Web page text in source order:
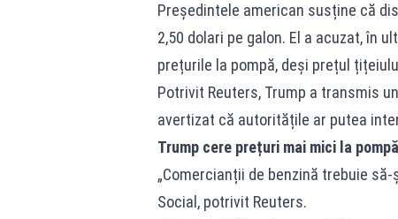
Președintele american susține că
2,50 dolari pe galon. El a acuzat, în
prețurile la pompă, deși prețul
Potrivit Reuters, Trump a transmis
avertizat că autoritățile ar putea
Trump cere prețuri mai mici la pompă
„Comercianții de benzină trebuie
Social, potrivit Reuters.